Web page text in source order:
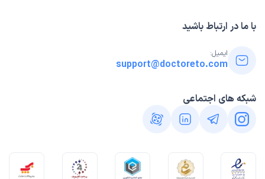
با ما در ارتباط باشید
ایمیل:
support@doctoreto.com
شبکه های اجتماعی